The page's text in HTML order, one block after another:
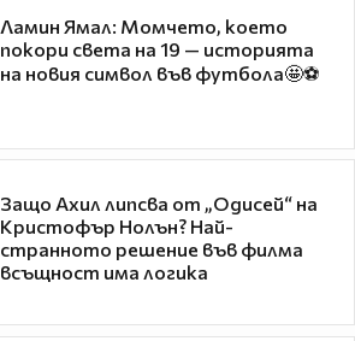
Ламин Ямал: Момчето, което
покори света на 19 — историята
на новия символ във футбола🤩⚽
Защо Ахил липсва от „Одисей“ на
Кристофър Нолън? Най-
странното решение във филма
всъщност има логика